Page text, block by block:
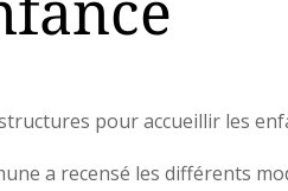
pour accueillir les
a recensé les différents